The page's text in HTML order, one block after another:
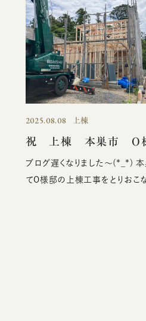
2025.08.08 上棟
祝 上棟 本巣市 O
ブログ遅くなりました～(*_*)
てO様邸の上棟工事をとりおこ